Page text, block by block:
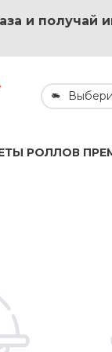
и получай
РОЛЛОВ